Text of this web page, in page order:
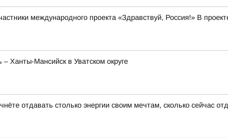
международного проекта «Здравствуй, Россия!» В
Ханты-Мансийск в Уватском округе
отдавать столько энергии своим мечтам, сколько сейчас